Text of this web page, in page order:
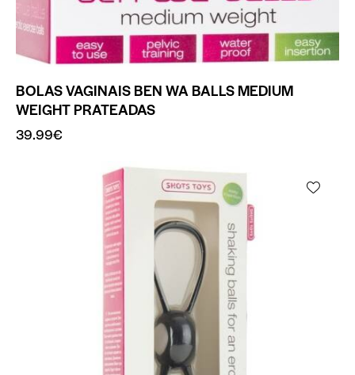
BOLAS VAGINAIS BEN WA BALLS MEDIUM
WEIGHT PRATEADAS
39.99€